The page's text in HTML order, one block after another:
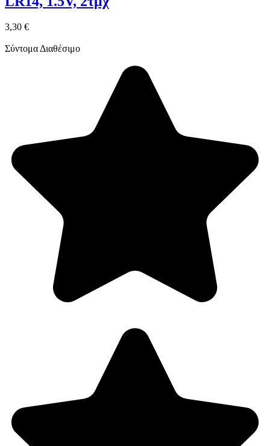
3,30 €
Σύντομα Διαθέσιμο